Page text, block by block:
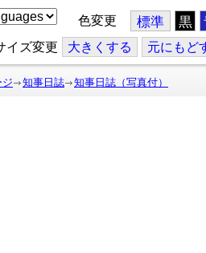
色変更 標準 黒
イズ変更 大きくする 元にもど
知事日誌 知事日誌（写真付）